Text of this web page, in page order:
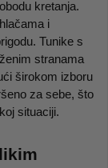
kretanja.
i
Tunike s
stranama
širokom izboru
za sebe, što
situaciji.